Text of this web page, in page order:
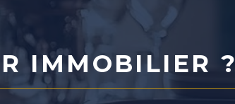
IMMOBILIER ?